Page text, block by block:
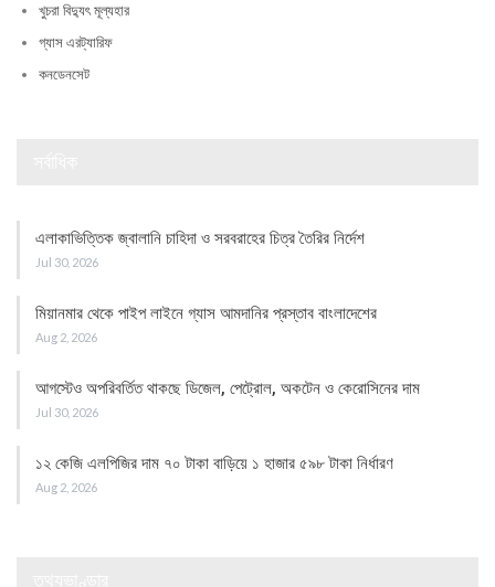
খুচরা বিদ্যুৎ মূল্যহার
গ্যাস এরট্যারিফ
কনডেনসেট
এলাকাভিত্তিক জ্বালানি চাহিদা ও সরবরাহের চিত্র তৈরির নির্দেশ
Jul 30, 2026
মিয়ানমার থেকে পাইপ লাইনে গ্যাস আমদানির প্রস্তাব বাংলাদেশের
Aug 2, 2026
আগস্টেও অপরিবর্তিত থাকছে ডিজেল, পেট্রোল, অকটেন ও কেরোসিনের দাম
Jul 30, 2026
১২ কেজি এলপিজির দাম ৭০ টাকা বাড়িয়ে ১ হাজার ৫৯৮ টাকা নির্ধারণ
Aug 2, 2026